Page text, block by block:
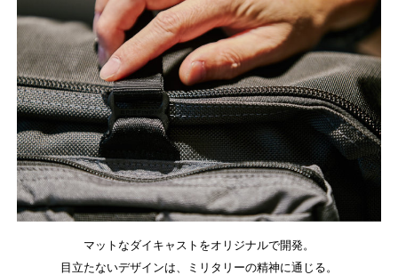
マットなダイキャストをオリジナルで開発。
目立たないデザインは、ミリタリーの精神に通じる。